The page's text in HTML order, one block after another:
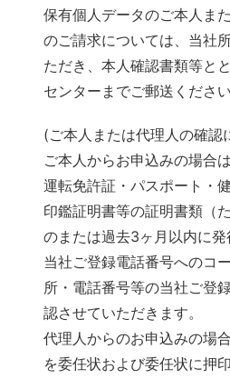
保有個人データのご本人ま
のご請求については、当社
ただき、本人確認書類等と
センターまでご郵送ください
(ご本人または代理人の確認
ご本人からお申込みの場合
運転免許証・パスポート・
印鑑証明書等の証明書類（
のまたは過去3ヶ月以内に発
当社ご登録電話番号へのコ
所・電話番号等の当社ご登
認させていただきます。
代理人からのお申込みの場
を委任状および委任状に押